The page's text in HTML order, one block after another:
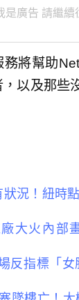
是廣告 請繼續
將幫助
以及那些
況！紐時
大火內部
反指標「